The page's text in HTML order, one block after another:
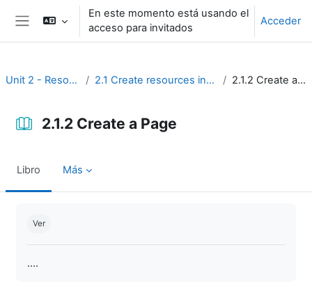
Salta al contenido principal
Panel lateral
En este momento está usando el
acceso para invitados
Acceder
Unit 2 - Resources 2.1 Create resources in Moodle 2.1.2 Create a Page
2.1.2 Create a Page
Libro Más
Ver
....